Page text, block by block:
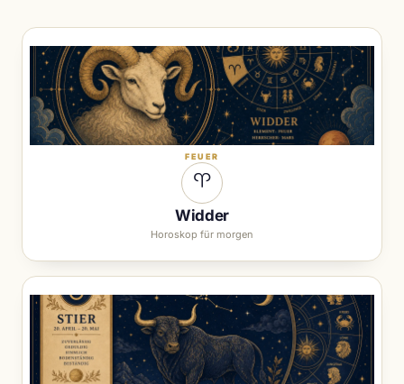
FEUER
♈︎
Widder
Horoskop für morgen